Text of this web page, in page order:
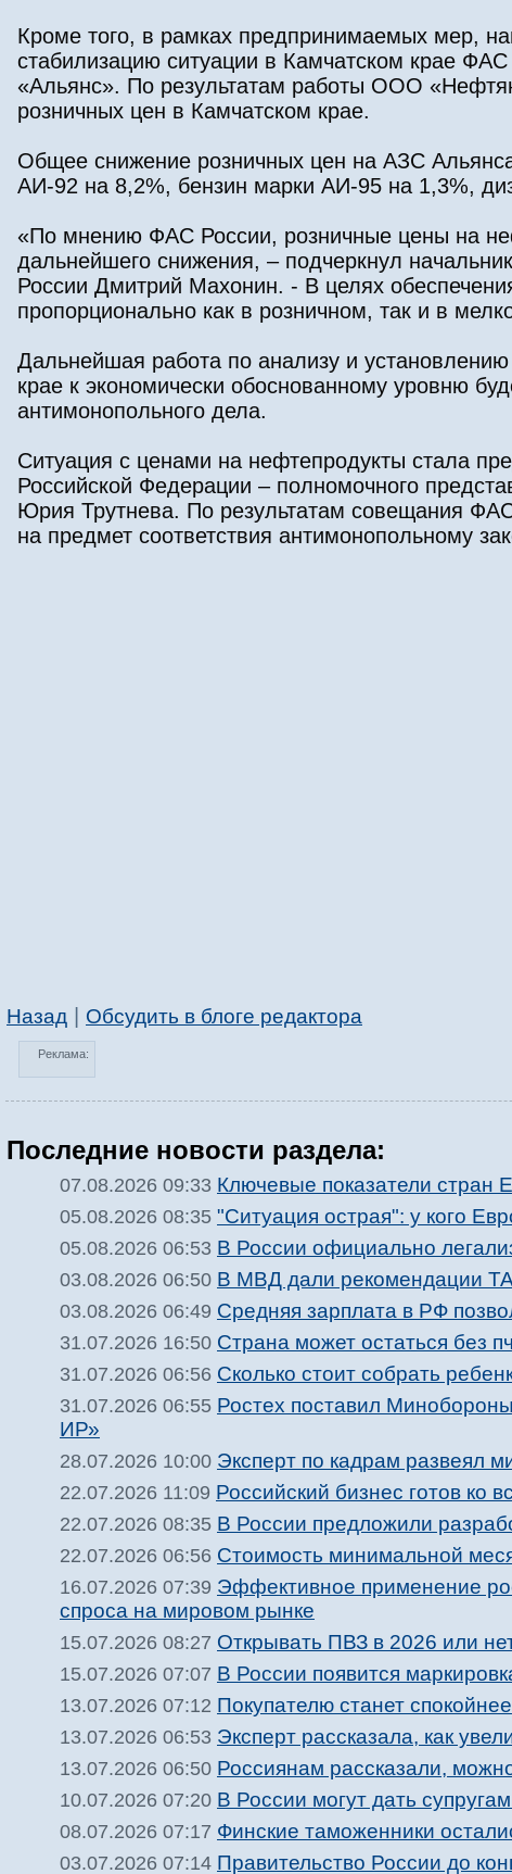
Кроме того, в рамках предпринимаемых мер,
стабилизацию ситуации в Камчатском крае
«Альянс». По результатам работы ООО
розничных цен в Камчатском крае.
Общее снижение розничных цен на АЗС
АИ-92 на 8,2%, бензин марки АИ-95 на 1,3%,
«По мнению ФАС России, розничные цены на
дальнейшего снижения, – подчеркнул
России Дмитрий Махонин. - В целях
пропорционально как в розничном, так и в
Дальнейшая работа по анализу и
крае к экономически обоснованному уровню
антимонопольного дела.
Ситуация с ценами на нефтепродукты стала
Российской Федерации – полномочного
Юрия Трутнева. По результатам совещания
на предмет соответствия антимонопольному
Назад Обсудить в блоге редактора
Реклама:
Последние новости раздела:
07.08.2026 09:33 Ключевые показатели стран
05.08.2026 08:35 "Ситуация острая": у кого
05.08.2026 06:53 В России официально
03.08.2026 06:50 В МВД дали рекомендации
03.08.2026 06:49 Средняя зарплата в РФ
31.07.2026 16:50 Страна может остаться без
31.07.2026 06:56 Сколько стоит собрать
31.07.2026 06:55 Ростех поставил
ИР»
28.07.2026 10:00 Эксперт по кадрам развеял
22.07.2026 11:09 Российский бизнес готов ко
22.07.2026 08:35 В России предложили
22.07.2026 06:56 Стоимость минимальной
16.07.2026 07:39 Эффективное применение
спроса на мировом рынке
15.07.2026 08:27 Открывать ПВЗ в 2026 или
15.07.2026 07:07 В России появится
13.07.2026 07:12 Покупателю станет
13.07.2026 06:53 Эксперт рассказала, как
13.07.2026 06:50 Россиянам рассказали,
10.07.2026 07:20 В России могут дать
08.07.2026 07:17 Финские таможенники
03.07.2026 07:14 Правительство России до